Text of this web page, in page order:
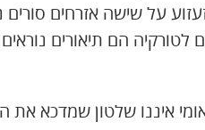
על שישה אזרחים סורים
הם תיאורים
איננו שלטון שמדכא את